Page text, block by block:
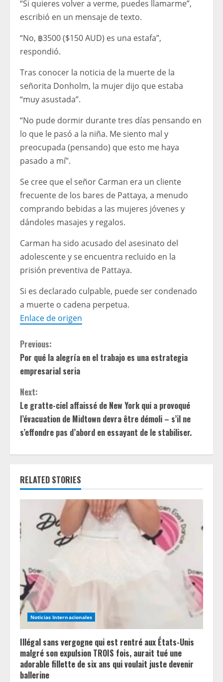
“Si quieres volver a verme, puedes llamarme”,
escribió en un mensaje de texto.
“No, ฿3500 ($150 AUD) es una estafa”,
respondió.
Tras conocer la noticia de la muerte de la
señorita Donholm, la mujer dijo que estaba
“muy asustada”.
“No pude dormir durante tres días pensando en
lo que le pasó a la niña. Me siento mal y
preocupada (pensando) que esto me haya
pasado a mí”.
Se cree que el señor Carman era un cliente
frecuente de los bares de Pattaya, a menudo
comprando bebidas a las mujeres jóvenes y
dándoles masajes y regalos.
Carman ha sido acusado del asesinato del
adolescente y se encuentra recluido en la
prisión preventiva de Pattaya.
Si es declarado culpable, puede ser condenado
a muerte o cadena perpetua.
Enlace de origen
C
o
n
t
i
n
u
e
e
d
i
n
g
Previous:
Por qué la alegría en el trabajo es una estrategia
empresarial seria
Next:
Le gratte-ciel affaissé de New York qui a provoqué
l’évacuation de Midtown devra être démoli – s’il ne
s’effondre pas d’abord en essayant de le stabiliser.
RELATED STORIES
Noticias Internacionales
Illégal sans vergogne qui est rentré aux États-Unis
malgré son expulsion TROIS fois, aurait tué une
adorable fillette de six ans qui voulait juste devenir
ballerine